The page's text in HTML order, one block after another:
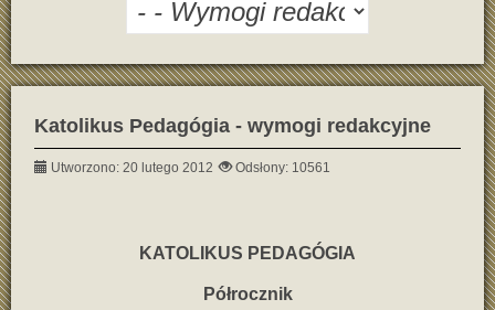
Katolikus Pedagógia - wymogi redakcyjne
Utworzono: 20 lutego 2012 Odsłony: 10561
KATOLIKUS PEDAGÓGIA
Półrocznik